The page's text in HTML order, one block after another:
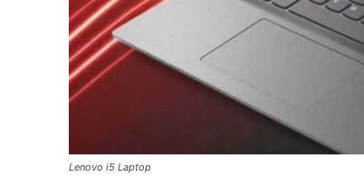
Lenovo i5 Laptop